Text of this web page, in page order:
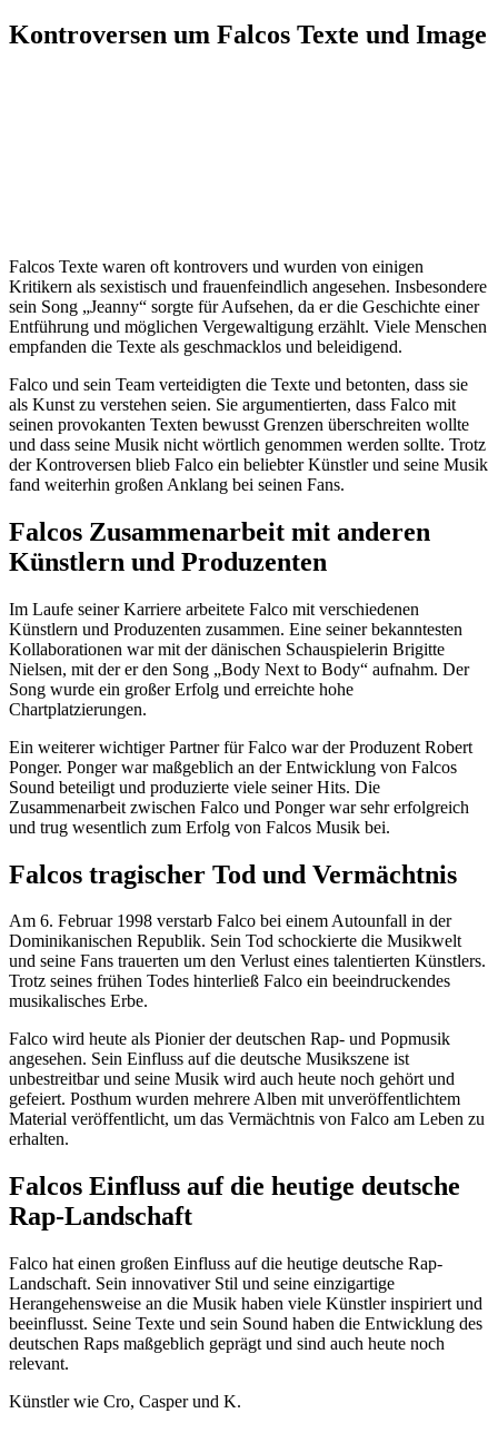
Kontroversen um Falcos Texte und Image
Falcos Texte waren oft kontrovers und wurden von einigen
Kritikern als sexistisch und frauenfeindlich angesehen. Insbesondere
sein Song „Jeanny“ sorgte für Aufsehen, da er die Geschichte einer
Entführung und möglichen Vergewaltigung erzählt. Viele Menschen
empfanden die Texte als geschmacklos und beleidigend.
Falco und sein Team verteidigten die Texte und betonten, dass sie
als Kunst zu verstehen seien. Sie argumentierten, dass Falco mit
seinen provokanten Texten bewusst Grenzen überschreiten wollte
und dass seine Musik nicht wörtlich genommen werden sollte. Trotz
der Kontroversen blieb Falco ein beliebter Künstler und seine Musik
fand weiterhin großen Anklang bei seinen Fans.
Falcos Zusammenarbeit mit anderen
Künstlern und Produzenten
Im Laufe seiner Karriere arbeitete Falco mit verschiedenen
Künstlern und Produzenten zusammen. Eine seiner bekanntesten
Kollaborationen war mit der dänischen Schauspielerin Brigitte
Nielsen, mit der er den Song „Body Next to Body“ aufnahm. Der
Song wurde ein großer Erfolg und erreichte hohe
Chartplatzierungen.
Ein weiterer wichtiger Partner für Falco war der Produzent Robert
Ponger. Ponger war maßgeblich an der Entwicklung von Falcos
Sound beteiligt und produzierte viele seiner Hits. Die
Zusammenarbeit zwischen Falco und Ponger war sehr erfolgreich
und trug wesentlich zum Erfolg von Falcos Musik bei.
Falcos tragischer Tod und Vermächtnis
Am 6. Februar 1998 verstarb Falco bei einem Autounfall in der
Dominikanischen Republik. Sein Tod schockierte die Musikwelt
und seine Fans trauerten um den Verlust eines talentierten Künstlers.
Trotz seines frühen Todes hinterließ Falco ein beeindruckendes
musikalisches Erbe.
Falco wird heute als Pionier der deutschen Rap- und Popmusik
angesehen. Sein Einfluss auf die deutsche Musikszene ist
unbestreitbar und seine Musik wird auch heute noch gehört und
gefeiert. Posthum wurden mehrere Alben mit unveröffentlichtem
Material veröffentlicht, um das Vermächtnis von Falco am Leben zu
erhalten.
Falcos Einfluss auf die heutige deutsche
Rap-Landschaft
Falco hat einen großen Einfluss auf die heutige deutsche Rap-
Landschaft. Sein innovativer Stil und seine einzigartige
Herangehensweise an die Musik haben viele Künstler inspiriert und
beeinflusst. Seine Texte und sein Sound haben die Entwicklung des
deutschen Raps maßgeblich geprägt und sind auch heute noch
relevant.
Künstler wie Cro, Casper und K.